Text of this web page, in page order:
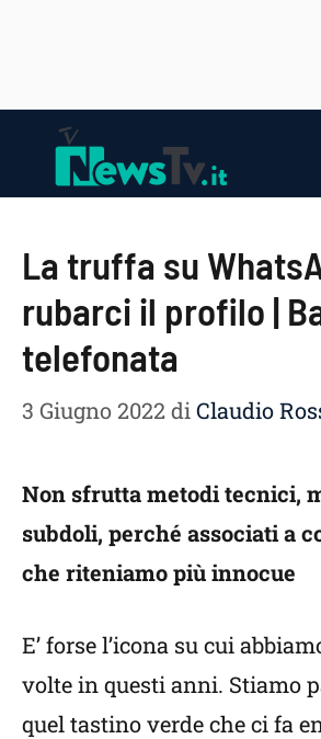
contenuto
La truffa su
rubarci il profilo |
telefonata
3 Giugno 2022diClaudio
Non sfrutta metodi tecnici,
subdoli, perché associati a
che riteniamo più innocue
E’ forse l’icona su cui
volte in questi anni. Stiamo
quel tastino verde che ci fa